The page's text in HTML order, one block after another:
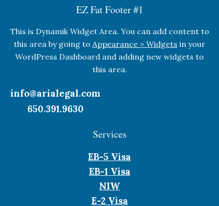
EZ Fat Footer #1
This is Dynamik Widget Area. You can add content to
this area by going to Appearance > Widgets in your
WordPress Dashboard and adding new widgets to
this area.
info@arialegal.com
650.391.9630
Services
EB-5 Visa
EB-1 Visa
NIW
E-2 Visa